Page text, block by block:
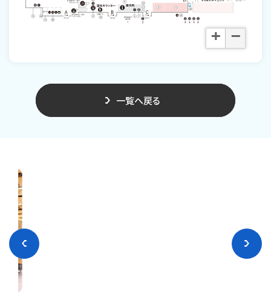
+ −
一覧へ戻る